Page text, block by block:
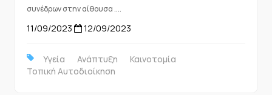
συνέδρων στην αίθουσα ....
11/09/2023 12/09/2023
Υγεία Ανάπτυξη
Καινοτομία
Τοπική Αυτοδιοίκηση